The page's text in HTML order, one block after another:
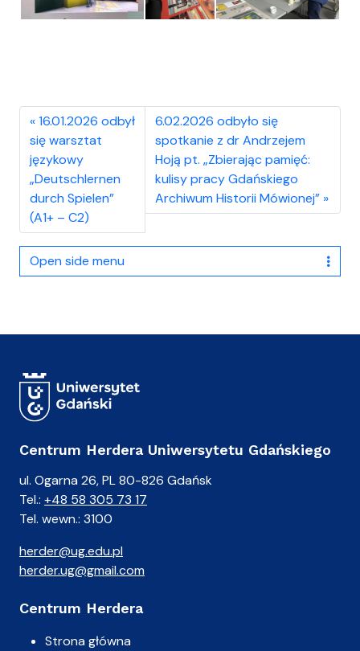
16.01.2026 odbył
się warsztat
językowy
„Deutschlernen
durch Spielen”
(A1+ – C2)
6.02.2026 odbyło się
spotkanie z dr Andrzejem
Hoją pt. „Zbierając pamięć:
kulisy pracy Gdańskiego
Archiwum Historii Mówionej”
Open side menu
Centrum Herdera Uniwersytetu Gdańskiego
ul. Ogarna 26, PL 80-826 Gdańsk
Tel.: +48 58 305 73 17
Tel. wewn.: 3100
herder@ug.edu.pl
herder.ug@gmail.com
Centrum Herdera
Strona główna